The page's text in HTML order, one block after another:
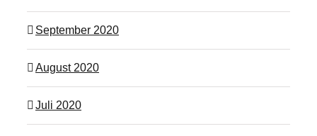
September 2020
August 2020
Juli 2020